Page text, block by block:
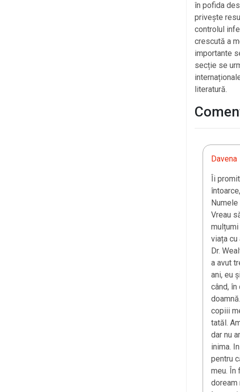
în pofida
privește
controlul
crescută a
importante
secție se
literatură.
Davena
Îi
Vreau
viața cu
Dr.
a avut
ani, eu
când,
copiii
tatăl.
dar nu
inima.
pentru
meu. În
doream